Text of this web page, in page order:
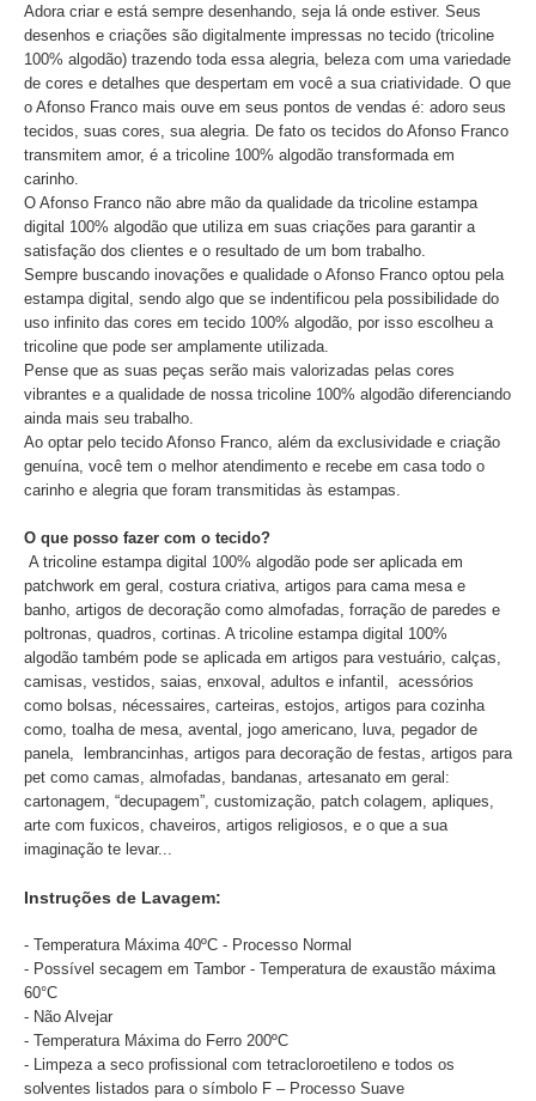
Adora criar e está sempre desenhando, seja lá onde estiver. Seus
desenhos e criações são digitalmente impressas no tecido (tricoline
100% algodão) trazendo toda essa alegria, beleza com uma variedade
de cores e detalhes que despertam em você a sua criatividade. O que
o Afonso Franco mais ouve em seus pontos de vendas é: adoro seus
tecidos, suas cores, sua alegria. De fato os tecidos do Afonso Franco
transmitem amor, é a tricoline 100% algodão transformada em
carinho.
O Afonso Franco não abre mão da qualidade da tricoline estampa
digital 100% algodão que utiliza em suas criações para garantir a
satisfação dos clientes e o resultado de um bom trabalho.
Sempre buscando inovações e qualidade o Afonso Franco optou pela
estampa digital, sendo algo que se indentificou pela possibilidade do
uso infinito das cores em tecido 100% algodão, por isso escolheu a
tricoline que pode ser amplamente utilizada.
Pense que as suas peças serão mais valorizadas pelas cores
vibrantes e a qualidade de nossa tricoline 100% algodão diferenciando
ainda mais seu trabalho.
Ao optar pelo tecido Afonso Franco, além da exclusividade e criação
genuína, você tem o melhor atendimento e recebe em casa todo o
carinho e alegria que foram transmitidas às estampas.
O que posso fazer com o tecido?
A tricoline estampa digital 100% algodão pode ser aplicada em
patchwork em geral, costura criativa, artigos para cama mesa e
banho, artigos de decoração como almofadas, forração de paredes e
poltronas, quadros, cortinas. A tricoline estampa digital 100%
algodão também pode se aplicada em artigos para vestuário, calças,
camisas, vestidos, saias, enxoval, adultos e infantil, acessórios
como bolsas, nécessaires, carteiras, estojos, artigos para cozinha
como, toalha de mesa, avental, jogo americano, luva, pegador de
panela, lembrancinhas, artigos para decoração de festas, artigos para
pet como camas, almofadas, bandanas, artesanato em geral:
cartonagem, “decupagem”, customização, patch colagem, apliques,
arte com fuxicos, chaveiros, artigos religiosos, e o que a sua
imaginação te levar...
Instruções de Lavagem:
- Temperatura Máxima 40ºC - Processo Normal
- Possível secagem em Tambor - Temperatura de exaustão máxima
60°C
- Não Alvejar
- Temperatura Máxima do Ferro 200ºC
- Limpeza a seco profissional com tetracloroetileno e todos os
solventes listados para o símbolo F – Processo Suave